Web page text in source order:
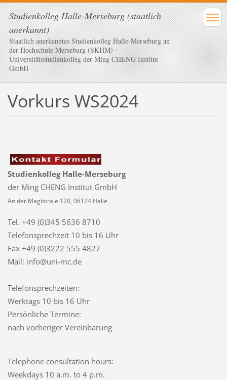
Studienkolleg Halle-Merseburg (staatlich
anerkannt)
Staatlich anerkanntes Studienkolleg Halle-Merseburg an
der Hochschule Merseburg (SKHM) -
Universitätsstudienkolleg der Ming CHENG Institut
GmbH
Vorkurs WS2024
Studienkolleg Halle-Merseburg
der Ming CHENG Institut GmbH
An der Magistrale 120, 06124 Halle
Tel. +49 (0)345 5636 8710
Telefonsprechzeit 10 bis 16 Uhr
Fax +49 (0)3222 555 4827
Mail: info@uni-mc.de
Telefonsprechzeiten:
Werktags 10 bis 16 Uhr
Persönliche Termine:
nach vorheriger Vereinbarung
Telephone consultation hours:
Weekdays 10 a.m. to 4 p.m.